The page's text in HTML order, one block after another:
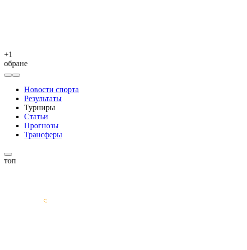
+1
обране
Новости спорта
Результаты
Турниры
Статьи
Прогнозы
Трансферы
топ